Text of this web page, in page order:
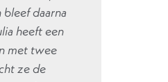
bleef daarna
heeft een
met twee
ze de